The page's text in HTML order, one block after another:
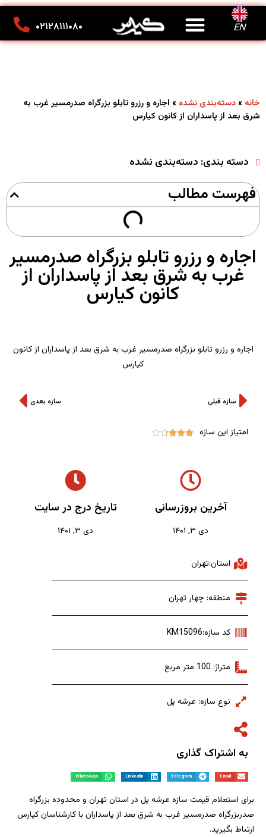
EN ۰۲۱۲۸۱۱۱۰۸۰
خانه » دسته‌بندی نشده » اجاره و رزرو تابلو بزرگراه صدرمسیر غرب به
شرق بعد از پاسداران از کانون کیارس
دسته بندی: دسته‌بندی نشده
فهرست مطالب
اجاره و رزرو تابلو بزرگراه صدرمسیر
غرب به شرق بعد از پاسداران از
کانون کیارس
اجاره و رزرو تابلو بزرگراه صدرمسیر غرب به شرق بعد از پاسداران از کانون
کیارس
سازه قبلی سازه بعدی
امتیاز این سازه 




آخرین بروزرسانی
دی ۳, ۱۴۰۱
تاریخ درج در سایت
دی ۳, ۱۴۰۱
استان:تهران
منطقه: چهار تهران
کد سازه:KM15096
متراژ: 100 متر مربع
نوع سازه: عرشه پل
به اشتراک گذاری
Email
Telegram
LinkedIn
WhatsApp
برای استعلام قیمت سازه عرشه پل در استان تهران و محدوده بزرگراه
صدربزرگراه صدرمسیر غرب به شرق بعد از پاسداران با کارشناسان کیارس
ارتباط بگیرید.